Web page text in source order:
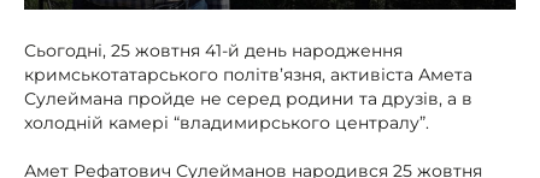
Сьогодні, 25 жовтня 41-й день народження
кримськотатарського політв’язня, активіста Амета
Сулеймана пройде не серед родини та друзів, а в
холодній камері “владимирського централу”.
Амет Рефатович Сулейманов народився 25 жовтня